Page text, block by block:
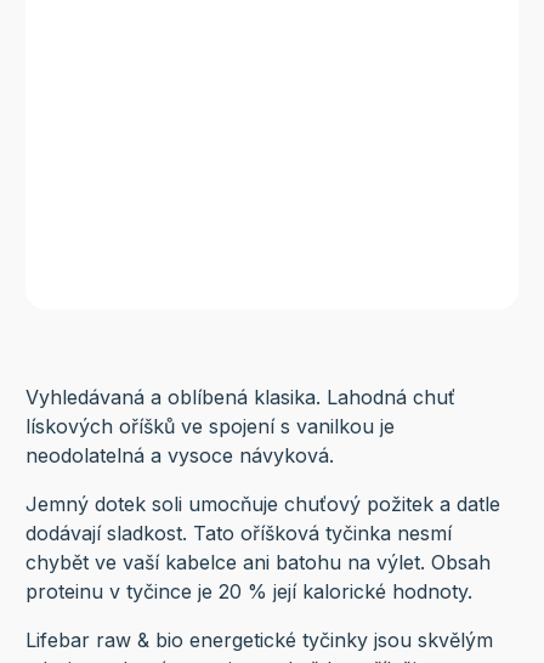
Vyhledávaná a oblíbená klasika. Lahodná chuť
lískových oříšků ve spojení s vanilkou je
neodolatelná a vysoce návyková.
Jemný dotek soli umocňuje chuťový požitek a datle
dodávají sladkost. Tato oříšková tyčinka nesmí
chybět ve vaší kabelce ani batohu na výlet. Obsah
proteinu v tyčince je 20 % její kalorické hodnoty.
Lifebar raw & bio energetické tyčinky jsou skvělým